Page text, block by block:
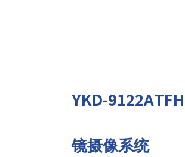
YKD-
镜摄像系统